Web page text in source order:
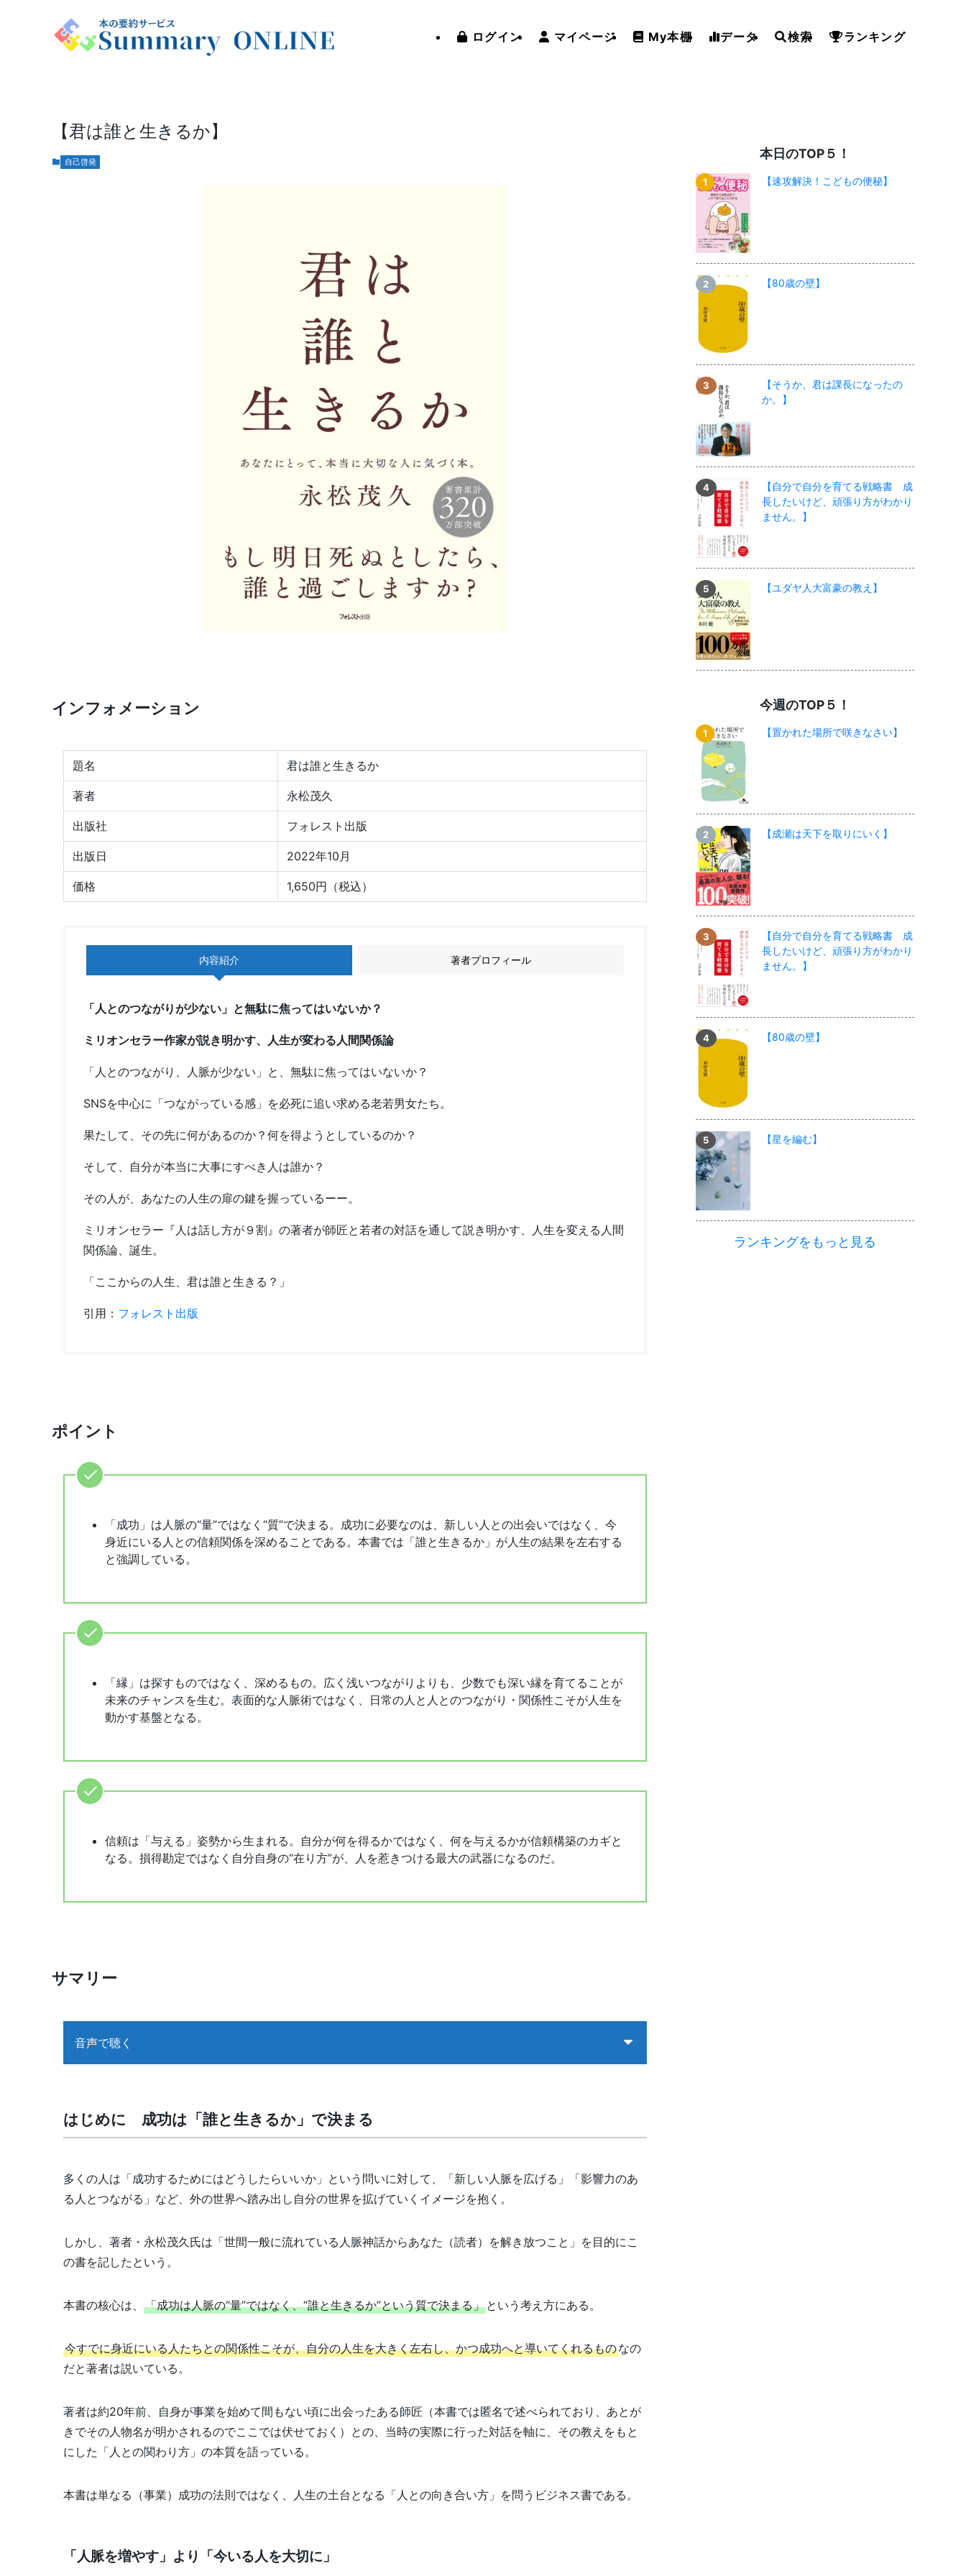
ログイン マイページ My本棚 データ 検索 ランキング
【君は誰と生きるか】
自己啓発
インフォメーション
題名 君は誰と生きるか
著者 永松茂久
出版社 フォレスト出版
出版日 2022年10月
価格 1,650円（税込）
内容紹介 著者プロフィール
「人とのつながりが少ない」と無駄に焦ってはいないか？
ミリオンセラー作家が説き明かす、人生が変わる人間関係論
「人とのつながり、人脈が少ない」と、無駄に焦ってはいないか？
SNSを中心に「つながっている感」を必死に追い求める老若男女たち。
果たして、その先に何があるのか？何を得ようとしているのか？
そして、自分が本当に大事にすべき人は誰か？
その人が、あなたの人生の扉の鍵を握っているーー。
ミリオンセラー『人は話し方が９割』の著者が師匠と若者の対話を通して説き明かす、人生を変える人間
関係論、誕生。
「ここからの人生、君は誰と生きる？」
引用： フォレスト出版
ポイント
「成功」は人脈の“量”ではなく“質”で決まる。成功に必要なのは、新しい人との出会いではなく、今
身近にいる人との信頼関係を深めることである。本書では「誰と生きるか」が人生の結果を左右する
と強調している。
「縁」は探すものではなく、深めるもの。広く浅いつながりよりも、少数でも深い縁を育てることが
未来のチャンスを生む。表面的な人脈術ではなく、日常の人と人とのつながり・関係性こそが人生を
動かす基盤となる。
信頼は「与える」姿勢から生まれる。自分が何を得るかではなく、何を与えるかが信頼構築のカギと
なる。損得勘定ではなく自分自身の“在り方”が、人を惹きつける最大の武器になるのだ。
サマリー
音声で聴く
はじめに 成功は「誰と生きるか」で決まる
多くの人は「成功するためにはどうしたらいいか」という問いに対して、「新しい人脈を広げる」「影響力のあ
る人とつながる」など、外の世界へ踏み出し自分の世界を拡げていくイメージを抱く。
しかし、著者・永松茂久氏は「世間一般に流れている人脈神話からあなた（読者）を解き放つこと」を目的にこ
の書を記したという。
本書の核心は、 「成功は人脈の“量”ではなく、“誰と生きるか”という質で決まる」 という考え方にある。
今すでに身近にいる人たちとの関係性こそが、自分の人生を大きく左右し、かつ成功へと導いてくれるものなの
だと著者は説いている。
著者は約20年前、自身が事業を始めて間もない頃に出会ったある師匠（本書では匿名で述べられており、あとが
きでその人物名が明かされるのでここでは伏せておく）との、当時の実際に行った対話を軸に、その教えをもと
にした「人との関わり方」の本質を語っている。
本書は単なる（事業）成功の法則ではなく、人生の土台となる「人との向き合い方」を問うビジネス書である。
「人脈を増やす」より「今いる人を大切に」
本日のTOP５！
【速攻解決！こどもの便秘】
【80歳の壁】
【そうか、君は課長になったの
か。】
【自分で自分を育てる戦略書 成
長したいけど、頑張り方がわかり
ません。】
【ユダヤ人大富豪の教え】
今週のTOP５！
【置かれた場所で咲きなさい】
【成瀬は天下を取りにいく】
【自分で自分を育てる戦略書 成
長したいけど、頑張り方がわかり
ません。】
【80歳の壁】
【星を編む】
ランキングをもっと見る